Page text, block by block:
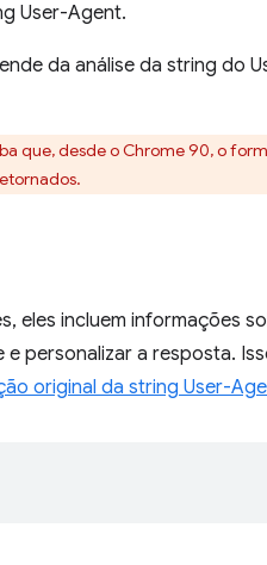
User-Agent.
da análise da string do
que, desde o Chrome 90, o
eles incluem informações
personalizar a resposta.
original da string User-